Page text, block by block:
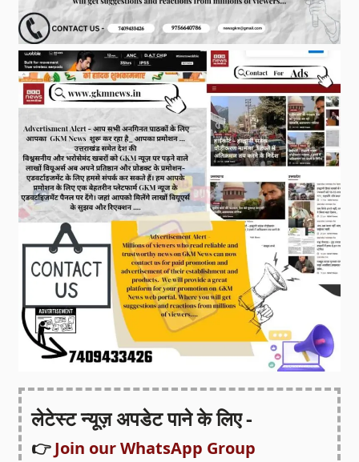
लेटेस्ट न्यूज़ अपडेट पाने के लिए -
👉Join our WhatsApp Group